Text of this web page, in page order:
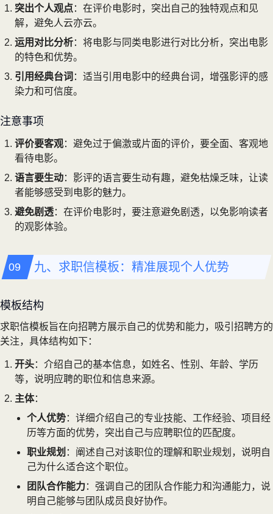
突出个人观点：在评价电影时，突出自己的独特观点和见
解，避免人云亦云。
运用对比分析：将电影与同类电影进行对比分析，突出电影
的特色和优势。
引用经典台词 ：适当引用电影中的经典台词，增强影评的感
染力和可信度。
注意事项
评价要客观：避免过于偏激或片面的评价，要全面、客观地
看待电影。
语言要生动：影评的语言要生动有趣，避免枯燥乏味，让读
者能够感受到电影的魅力。
避免剧透：在评价电影时，要注意避免剧透，以免影响读者
的观影体验。
九、求职信模板：精准展现个人优势
模板结构
求职信模板旨在向招聘方展示自己的优势和能力，吸引招聘方的
关注，具体结构如下：
开头：介绍自己的基本信息，如姓名、性别、年龄、学历
等，说明应聘的职位和信息来源。
主体：
个人优势：详细介绍自己的专业技能、工作经验、项目经
历等方面的优势，突出自己与应聘职位的匹配度。
职业规划 ：阐述自己对该职位的理解和职业规划，说明自
己为什么适合这个职位。
团队合作能力：强调自己的团队合作能力和沟通能力，说
明自己能够与团队成员良好协作。